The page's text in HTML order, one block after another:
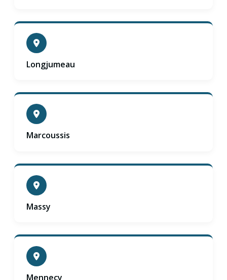
Longjumeau
Marcoussis
Massy
Mennecy